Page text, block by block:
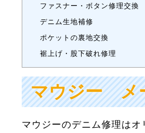
ファスナー・ボタン修理交換
デニム生地補修
ポケットの裏地交換
裾上げ・股下破れ修理
マウジー メ
マウジーのデニム修理は